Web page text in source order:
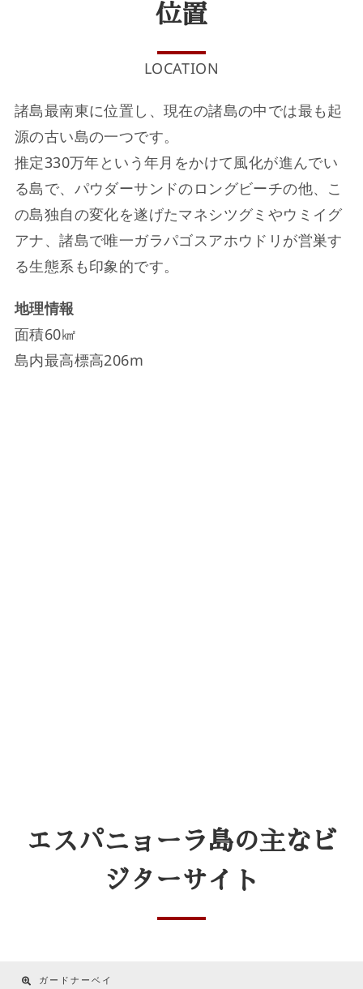
位置
LOCATION
諸島最南東に位置し、現在の諸島の中では最も起
源の古い島の一つです。
推定330万年という年月をかけて風化が進んでい
る島で、パウダーサンドのロングビーチの他、こ
の島独自の変化を遂げたマネシツグミやウミイグ
アナ、諸島で唯一ガラパゴスアホウドリが営巣す
る生態系も印象的です。
地理情報
面積60㎢
島内最高標高206m
エスパニョーラ島の主なビ
ジターサイト
ガードナーベイ